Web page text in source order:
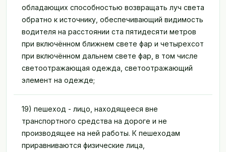
обладающих способностью возвращать луч света
обратно к источнику, обеспечивающий видимость
водителя на расстоянии ста пятидесяти метров
при включённом ближнем свете фар и четырехсот
при включённом дальнем свете фар, в том числе
светоотражающая одежда, светоотражающий
элемент на одежде;
19) пешеход - лицо, находящееся вне
транспортного средства на дороге и не
производящее на ней работы. К пешеходам
приравниваются физические лица,